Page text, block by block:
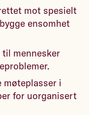
mot spesielt
ensomhet
mennesker
møteplasser i
for uorganisert